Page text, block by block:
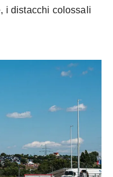
i distacchi colossali